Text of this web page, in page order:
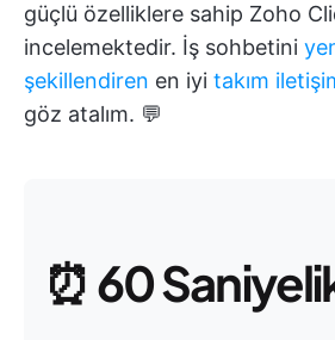
güçlü özelliklere sahip Zoho
incelemektedir. İş sohbetini
şekillendiren en iyi takım
göz atalım. 💬
⏰60